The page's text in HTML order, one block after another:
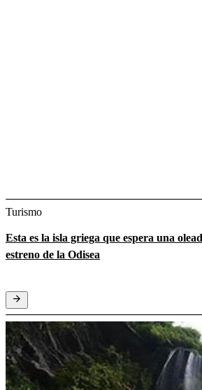
Turismo
Esta es la isla griega que espera una
estreno de la Odisea